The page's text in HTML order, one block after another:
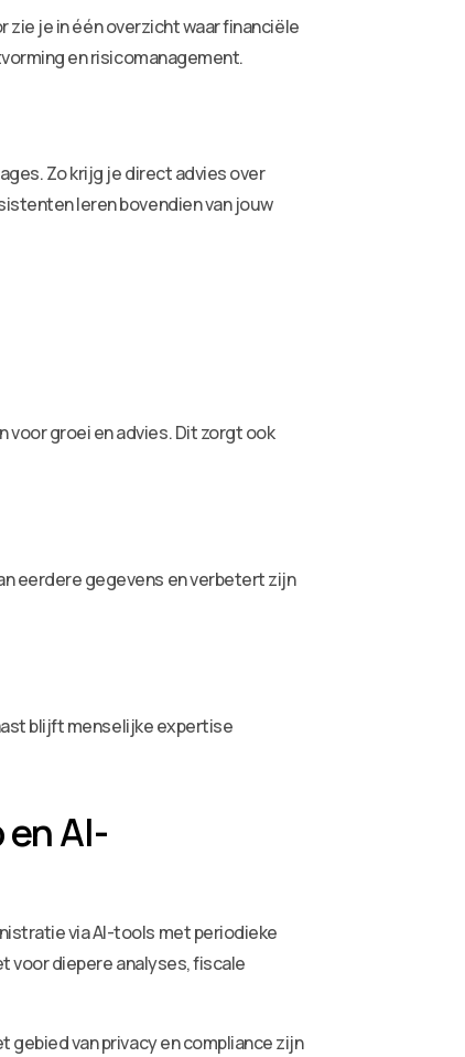
je in één overzicht waar financiële
en risicomanagement.
Zo krijg je direct advies over
leren bovendien van jouw
groei en advies. Dit zorgt ook
eerdere gegevens en verbetert zijn
blijft menselijke expertise
AI-
via AI-tools met periodieke
voor diepere analyses, fiscale
van privacy en compliance zijn